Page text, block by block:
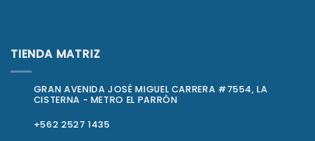
TIENDA MATRIZ
GRAN AVENIDA JOSÉ MIGUEL CARRERA #7554, LA
CISTERNA - METRO EL PARRÓN
+562 2527 1435